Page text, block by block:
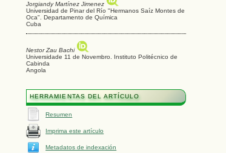
Jorgiandy Martínez Jimenez
Universidad de Pinar del Río "Hermanos Saíz Montes de
Oca". Departamento de Química
Cuba
Nestor Zau Bachi
Universidade 11 de Novembro. Instituto Politécnico de
Cabinda
Angola
HERRAMIENTAS DEL ARTÍCULO
Resumen
Imprima este artículo
Metadatos de indexación